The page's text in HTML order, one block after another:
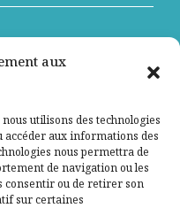
aux
utilisons des technologies
accéder aux informations des
nous permettra de
de navigation ou les
consentir ou de retirer son
sur certaines